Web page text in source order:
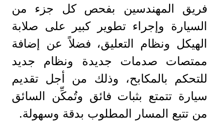
فريق المهندسين بفحص كل جزء من
السيارة وإجراء تطوير كبير على صلابة
الهيكل ونظام التعليق، فضلاً عن إضافة
ممتصات صدمات جديدة ونظام جديد
للتحكم بالمكابح، وذلك من أجل تقديم
سيارة تتمتع بثبات فائق وتُمكِّن السائق
من تتبع المسار المطلوب بدقة وسهولة.